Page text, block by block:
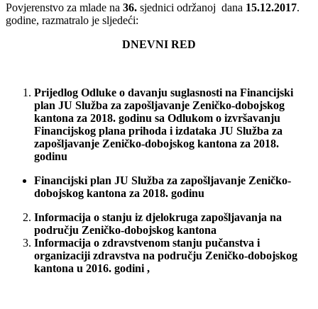
Povjerenstvo za mlade na 36. sjednici održanoj dana 15.12.2017.
godine, razmatralo je sljedeći:
DNEVNI RED
Prijedlog Odluke o davanju suglasnosti na Financijski
plan JU Služba za zapošljavanje Zeničko-dobojskog
kantona za 2018. godinu sa Odlukom o izvršavanju
Financijskog plana prihoda i izdataka JU Služba za
zapošljavanje Zeničko-dobojskog kantona za 2018.
godinu
Financijski plan JU Služba za zapošljavanje Zeničko-
dobojskog kantona za 2018. godinu
Informacija o stanju iz djelokruga zapošljavanja na
području Zeničko-dobojskog kantona
Informacija o zdravstvenom stanju pučanstva i
organizaciji zdravstva na području Zeničko-dobojskog
kantona u 2016. godini ,